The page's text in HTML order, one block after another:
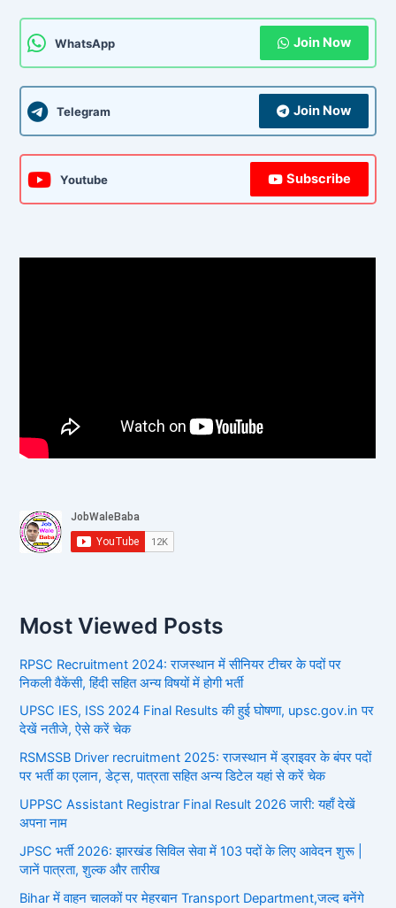
WhatsApp Join Now
Telegram Join Now
Youtube Subscribe
Most Viewed Posts
RPSC Recruitment 2024: राजस्थान में सीनियर टीचर के पदों पर
निकली वैकेंसी, हिंदी सहित अन्य विषयों में होगी भर्ती
UPSC IES, ISS 2024 Final Results की हुई घोषणा, upsc.gov.in पर
देखें नतीजे, ऐसे करें चेक
RSMSSB Driver recruitment 2025: राजस्थान में ड्राइवर के बंपर पदों
पर भर्ती का एलान, डेट्स, पात्रता सहित अन्य डिटेल यहां से करें चेक
UPPSC Assistant Registrar Final Result 2026 जारी: यहाँ देखें
अपना नाम
JPSC भर्ती 2026: झारखंड सिविल सेवा में 103 पदों के लिए आवेदन शुरू |
जानें पात्रता, शुल्क और तारीख
Bihar में वाहन चालकों पर मेहरबान Transport Department,जल्द बनेंगे